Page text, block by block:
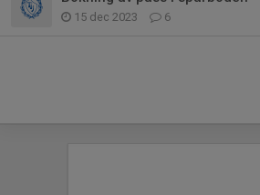
15 dec 2023 6